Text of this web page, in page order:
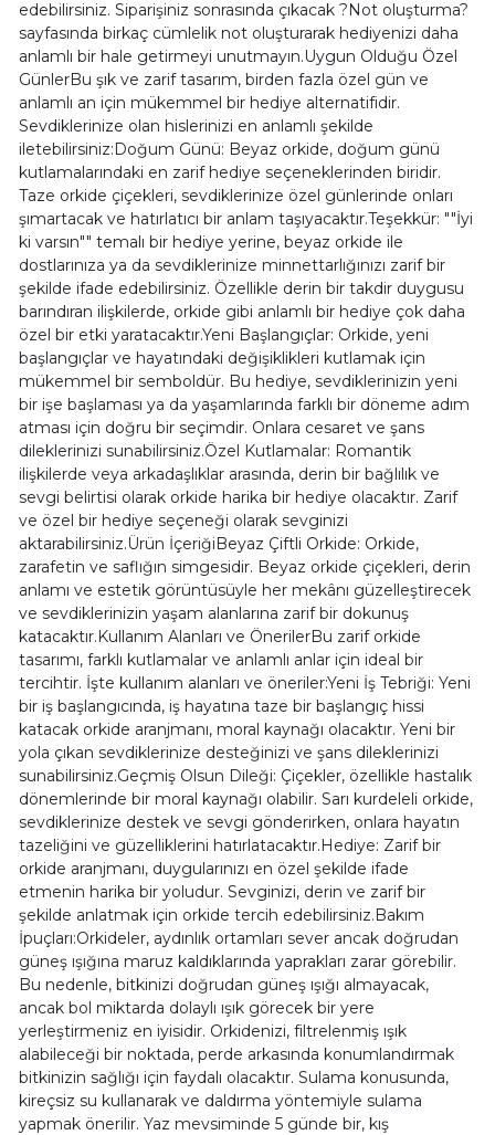
edebilirsiniz. Siparişiniz sonrasında çıkacak ?Not oluşturma?
sayfasında birkaç cümlelik not oluşturarak hediyenizi daha
anlamlı bir hale getirmeyi unutmayın.Uygun Olduğu Özel
GünlerBu şık ve zarif tasarım, birden fazla özel gün ve
anlamlı an için mükemmel bir hediye alternatifidir.
Sevdiklerinize olan hislerinizi en anlamlı şekilde
iletebilirsiniz:Doğum Günü: Beyaz orkide, doğum günü
kutlamalarındaki en zarif hediye seçeneklerinden biridir.
Taze orkide çiçekleri, sevdiklerinize özel günlerinde onları
şımartacak ve hatırlatıcı bir anlam taşıyacaktır.Teşekkür: ""İyi
ki varsın"" temalı bir hediye yerine, beyaz orkide ile
dostlarınıza ya da sevdiklerinize minnettarlığınızı zarif bir
şekilde ifade edebilirsiniz. Özellikle derin bir takdir duygusu
barındıran ilişkilerde, orkide gibi anlamlı bir hediye çok daha
özel bir etki yaratacaktır.Yeni Başlangıçlar: Orkide, yeni
başlangıçlar ve hayatındaki değişiklikleri kutlamak için
mükemmel bir semboldür. Bu hediye, sevdiklerinizin yeni
bir işe başlaması ya da yaşamlarında farklı bir döneme adım
atması için doğru bir seçimdir. Onlara cesaret ve şans
dileklerinizi sunabilirsiniz.Özel Kutlamalar: Romantik
ilişkilerde veya arkadaşlıklar arasında, derin bir bağlılık ve
sevgi belirtisi olarak orkide harika bir hediye olacaktır. Zarif
ve özel bir hediye seçeneği olarak sevginizi
aktarabilirsiniz.Ürün İçeriğiBeyaz Çiftli Orkide: Orkide,
zarafetin ve saflığın simgesidir. Beyaz orkide çiçekleri, derin
anlamı ve estetik görüntüsüyle her mekânı güzelleştirecek
ve sevdiklerinizin yaşam alanlarına zarif bir dokunuş
katacaktır.Kullanım Alanları ve ÖnerilerBu zarif orkide
tasarımı, farklı kutlamalar ve anlamlı anlar için ideal bir
tercihtir. İşte kullanım alanları ve öneriler:Yeni İş Tebriği: Yeni
bir iş başlangıcında, iş hayatına taze bir başlangıç hissi
katacak orkide aranjmanı, moral kaynağı olacaktır. Yeni bir
yola çıkan sevdiklerinize desteğinizi ve şans dileklerinizi
sunabilirsiniz.Geçmiş Olsun Dileği: Çiçekler, özellikle hastalık
dönemlerinde bir moral kaynağı olabilir. Sarı kurdeleli orkide,
sevdiklerinize destek ve sevgi gönderirken, onlara hayatın
tazeliğini ve güzelliklerini hatırlatacaktır.Hediye: Zarif bir
orkide aranjmanı, duygularınızı en özel şekilde ifade
etmenin harika bir yoludur. Sevginizi, derin ve zarif bir
şekilde anlatmak için orkide tercih edebilirsiniz.Bakım
İpuçları:Orkideler, aydınlık ortamları sever ancak doğrudan
güneş ışığına maruz kaldıklarında yaprakları zarar görebilir.
Bu nedenle, bitkinizi doğrudan güneş ışığı almayacak,
ancak bol miktarda dolaylı ışık görecek bir yere
yerleştirmeniz en iyisidir. Orkidenizi, filtrelenmiş ışık
alabileceği bir noktada, perde arkasında konumlandırmak
bitkinizin sağlığı için faydalı olacaktır. Sulama konusunda,
kireçsiz su kullanarak ve daldırma yöntemiyle sulama
yapmak önerilir. Yaz mevsiminde 5 günde bir, kış